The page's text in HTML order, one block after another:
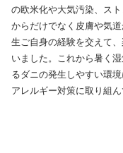
の欧米化や大気汚染、ス
からだけでなく皮膚や気
生ご自身の経験を交えて
いました。これから暑く
るダニの発生しやすい環
アレルギー対策に取り組